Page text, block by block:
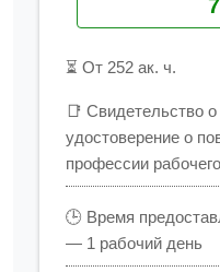
⏳ От 252 ак. ч.
📑 Свидетельство
удостоверение о
профессии
🕒 Время
— 1 рабочий день